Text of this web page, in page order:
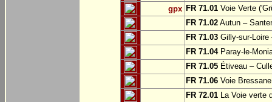
gpx FR 71.01 Voie Verte
FR 71.02 Autun –
FR 71.03 Gilly-sur-Loire
FR 71.04Paray-le-
FR 71.05 Étiveau –
FR 71.06 Voie
FR 72.01 La Voie verte